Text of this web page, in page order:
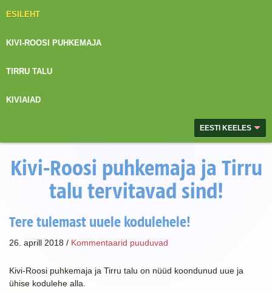
ESILEHT
KIVI-ROOSI PUHKEMAJA
TIRRU TALU
KIVIAIAD
EESTI KEELES
Kivi-Roosi puhkemaja ja Tirru
talu tervitavad sind!
Tere tulemast uuele kodulehele!
26. aprill 2018 / Kommentaarid puuduvad
Kivi-Roosi puhkemaja ja Tirru talu on nüüd koondunud uue ja
ühise kodulehe alla.